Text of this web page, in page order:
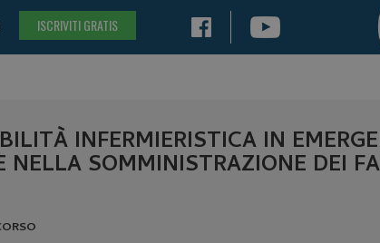
ISCRIVITI GRATIS
INFERMIERISTICA IN
NELLA SOMMINISTRAZIONE DEI